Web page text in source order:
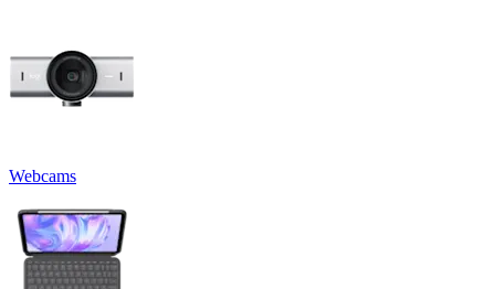
Webcams